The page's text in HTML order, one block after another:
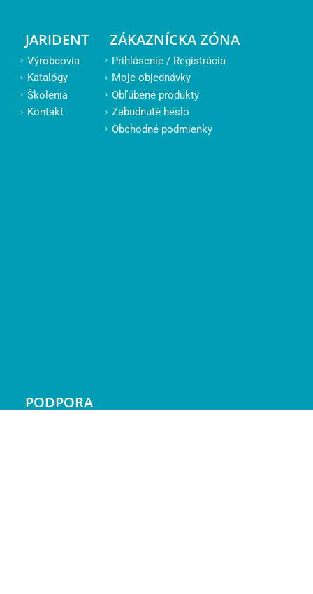
JARIDENT
Výrobcovia
Katalógy
Školenia
Kontakt
ZÁKAZNÍCKA ZÓNA
Prihlásenie / Registrácia
Moje objednávky
Obľúbené produkty
Zabudnuté heslo
Obchodné podmienky
PODPORA